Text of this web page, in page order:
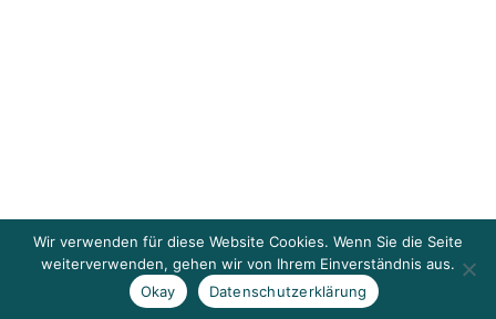
Wir verwenden für diese Website Cookies. Wenn Sie die Seite
weiterverwenden, gehen wir von Ihrem Einverständnis aus.
Okay
Datenschutzerklärung